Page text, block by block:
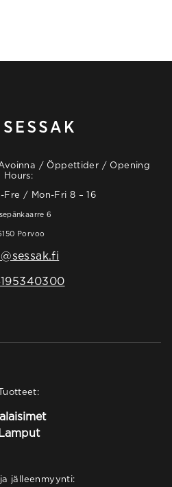
/ Öppettider / Opening
Hours:
Fre / Mon-Fri 8 – 16
6
Porvoo
jälleenmyynti: